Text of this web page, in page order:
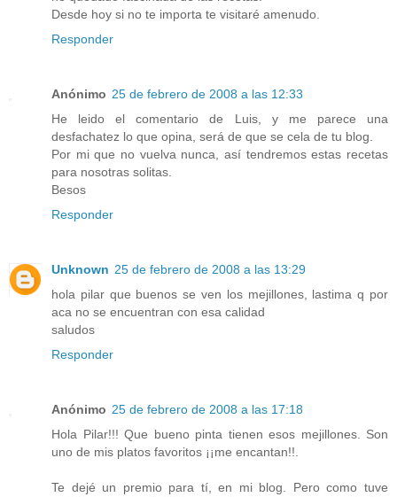
Desde hoy si no te importa te visitaré amenudo.
Responder
Anónimo 25 de febrero de 2008 a las 12:33
He leido el comentario de Luis, y me parece una
desfachatez lo que opina, será de que se cela de tu blog.
Por mi que no vuelva nunca, así tendremos estas recetas
para nosotras solitas.
Besos
Responder
Unknown 25 de febrero de 2008 a las 13:29
hola pilar que buenos se ven los mejillones, lastima q por
aca no se encuentran con esa calidad
saludos
Responder
Anónimo 25 de febrero de 2008 a las 17:18
Hola Pilar!!! Que bueno pinta tienen esos mejillones. Son
uno de mis platos favoritos ¡¡me encantan!!.
Te dejé un premio para tí, en mi blog. Pero como tuve